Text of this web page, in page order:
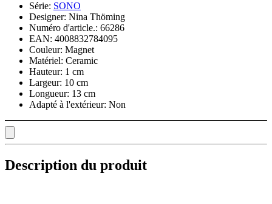
Série: SONO
Designer: Nina Thöming
Numéro d'article.: 66286
EAN: 4008832784095
Couleur: Magnet
Matériel: Ceramic
Hauteur: 1 cm
Largeur: 10 cm
Longueur: 13 cm
Adapté à l'extérieur: Non
Description du produit